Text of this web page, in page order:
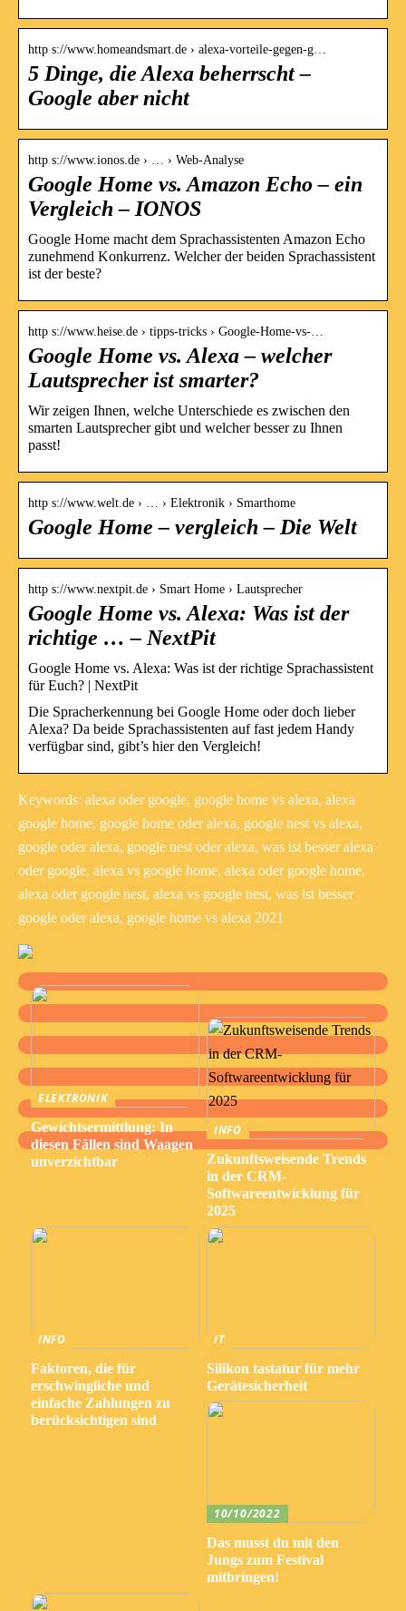
http s://www.homeandsmart.de › alexa-vorteile-gegen-g…
5 Dinge, die Alexa beherrscht –
Google aber nicht
http s://www.ionos.de › … › Web-Analyse
Google Home vs. Amazon Echo – ein
Vergleich – IONOS
Google Home macht dem Sprachassistenten Amazon Echo
zunehmend Konkurrenz. Welcher der beiden Sprachassistent
ist der beste?
http s://www.heise.de › tipps-tricks › Google-Home-vs-…
Google Home vs. Alexa – welcher
Lautsprecher ist smarter?
Wir zeigen Ihnen, welche Unterschiede es zwischen den
smarten Lautsprecher gibt und welcher besser zu Ihnen
passt!
http s://www.welt.de › … › Elektronik › Smarthome
Google Home – vergleich – Die Welt
http s://www.nextpit.de › Smart Home › Lautsprecher
Google Home vs. Alexa: Was ist der
richtige … – NextPit
Google Home vs. Alexa: Was ist der richtige Sprachassistent
für Euch? | NextPit
Die Spracherkennung bei Google Home oder doch lieber
Alexa? Da beide Sprachassistenten auf fast jedem Handy
verfügbar sind, gibt’s hier den Vergleich!
Keywords: alexa oder google, google home vs alexa, alexa
google home, google home oder alexa, google nest vs alexa,
google oder alexa, google nest oder alexa, was ist besser alexa
oder google, alexa vs google home, alexa oder google home,
alexa oder google nest, alexa vs google nest, was ist besser
google oder alexa, google home vs alexa 2021
ELEKTRONIK
Gewichtsermittlung: In
diesen Fällen sind Waagen
unverzichtbar
INFO
Zukunftsweisende Trends
in der CRM-
Softwareentwicklung für
2025
INFO
Faktoren, die für
erschwingliche und
einfache Zahlungen zu
berücksichtigen sind
IT
Silikon tastatur für mehr
Gerätesicherheit
10/10/2022
Das musst du mit den
Jungs zum Festival
mitbringen!